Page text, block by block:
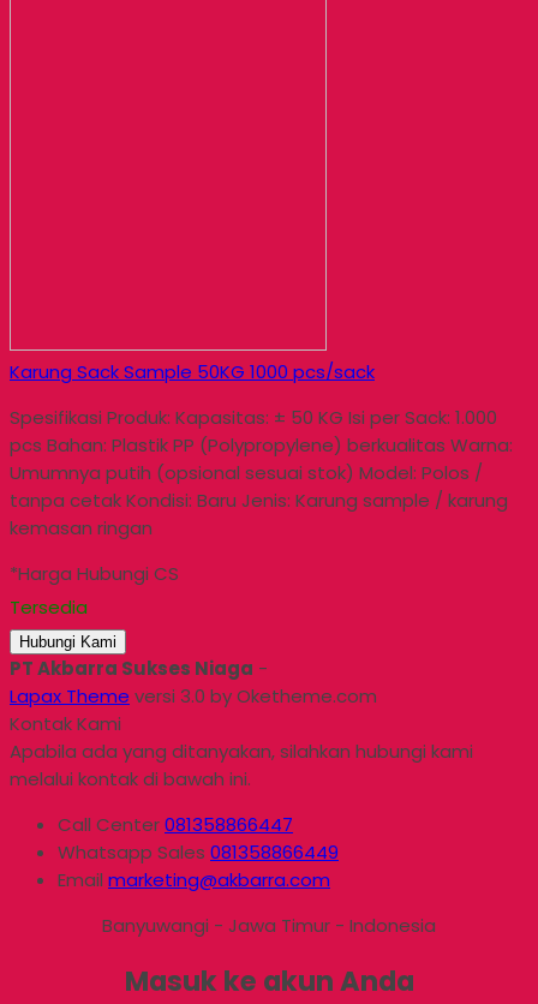
Karung Sack Sample 50KG 1000 pcs/sack
Spesifikasi Produk: Kapasitas: ± 50 KG Isi per Sack: 1.000
pcs Bahan: Plastik PP (Polypropylene) berkualitas Warna:
Umumnya putih (opsional sesuai stok) Model: Polos /
tanpa cetak Kondisi: Baru Jenis: Karung sample / karung
kemasan ringan
*Harga Hubungi CS
Tersedia
Hubungi Kami
PT Akbarra Sukses Niaga -
Lapax Theme versi 3.0 by Oketheme.com
Kontak Kami
Apabila ada yang ditanyakan, silahkan hubungi kami
melalui kontak di bawah ini.
Call Center081358866447
Whatsapp Sales 081358866449
Email marketing@akbarra.com
Banyuwangi - Jawa Timur - Indonesia
Masuk ke akun Anda